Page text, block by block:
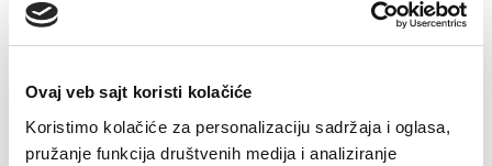
Ovaj veb sajt koristi kolačiće
Koristimo kolačiće za personalizaciju sadržaja i oglasa,
pružanje funkcija društvenih medija i analiziranje
Otpremi datoteku